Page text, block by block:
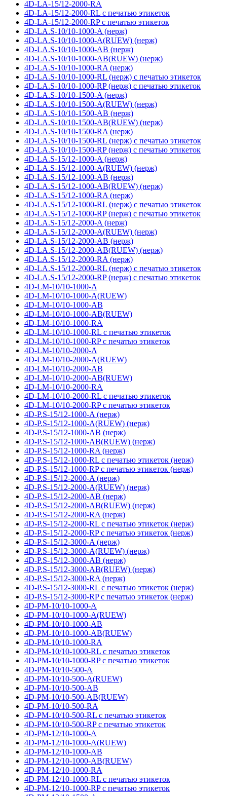
4D-LA-15/12-2000-RA
4D-LA-15/12-2000-RL с печатью этикеток
4D-LA-15/12-2000-RP с печатью этикеток
4D-LA.S-10/10-1000-A (нерж)
4D-LA.S-10/10-1000-A(RUEW) (нерж)
4D-LA.S-10/10-1000-AB (нерж)
4D-LA.S-10/10-1000-AB(RUEW) (нерж)
4D-LA.S-10/10-1000-RA (нерж)
4D-LA.S-10/10-1000-RL (нерж) с печатью этикеток
4D-LA.S-10/10-1000-RP (нерж) с печатью этикеток
4D-LA.S-10/10-1500-A (нерж)
4D-LA.S-10/10-1500-A(RUEW) (нерж)
4D-LA.S-10/10-1500-AB (нерж)
4D-LA.S-10/10-1500-AB(RUEW) (нерж)
4D-LA.S-10/10-1500-RA (нерж)
4D-LA.S-10/10-1500-RL (нерж) с печатью этикеток
4D-LA.S-10/10-1500-RP (нерж) с печатью этикеток
4D-LA.S-15/12-1000-A (нерж)
4D-LA.S-15/12-1000-A(RUEW) (нерж)
4D-LA.S-15/12-1000-AB (нерж)
4D-LA.S-15/12-1000-AB(RUEW) (нерж)
4D-LA.S-15/12-1000-RA (нерж)
4D-LA.S-15/12-1000-RL (нерж) с печатью этикеток
4D-LA.S-15/12-1000-RP (нерж) с печатью этикеток
4D-LA.S-15/12-2000-A (нерж)
4D-LA.S-15/12-2000-A(RUEW) (нерж)
4D-LA.S-15/12-2000-AB (нерж)
4D-LA.S-15/12-2000-AB(RUEW) (нерж)
4D-LA.S-15/12-2000-RA (нерж)
4D-LA.S-15/12-2000-RL (нерж) с печатью этикеток
4D-LA.S-15/12-2000-RP (нерж) с печатью этикеток
4D-LM-10/10-1000-A
4D-LM-10/10-1000-A(RUEW)
4D-LM-10/10-1000-AB
4D-LM-10/10-1000-AB(RUEW)
4D-LM-10/10-1000-RA
4D-LM-10/10-1000-RL с печатью этикеток
4D-LM-10/10-1000-RP с печатью этикеток
4D-LM-10/10-2000-A
4D-LM-10/10-2000-A(RUEW)
4D-LM-10/10-2000-AB
4D-LM-10/10-2000-AB(RUEW)
4D-LM-10/10-2000-RA
4D-LM-10/10-2000-RL с печатью этикеток
4D-LM-10/10-2000-RP с печатью этикеток
4D-P.S-15/12-1000-A (нерж)
4D-P.S-15/12-1000-A(RUEW) (нерж)
4D-P.S-15/12-1000-AB (нерж)
4D-P.S-15/12-1000-AB(RUEW) (нерж)
4D-P.S-15/12-1000-RA (нерж)
4D-P.S-15/12-1000-RL с печатью этикеток (нерж)
4D-P.S-15/12-1000-RP с печатью этикеток (нерж)
4D-P.S-15/12-2000-A (нерж)
4D-P.S-15/12-2000-A(RUEW) (нерж)
4D-P.S-15/12-2000-AB (нерж)
4D-P.S-15/12-2000-AB(RUEW) (нерж)
4D-P.S-15/12-2000-RA (нерж)
4D-P.S-15/12-2000-RL с печатью этикеток (нерж)
4D-P.S-15/12-2000-RP с печатью этикеток (нерж)
4D-P.S-15/12-3000-A (нерж)
4D-P.S-15/12-3000-A(RUEW) (нерж)
4D-P.S-15/12-3000-AB (нерж)
4D-P.S-15/12-3000-AB(RUEW) (нерж)
4D-P.S-15/12-3000-RA (нерж)
4D-P.S-15/12-3000-RL с печатью этикеток (нерж)
4D-P.S-15/12-3000-RP с печатью этикеток (нерж)
4D-PM-10/10-1000-A
4D-PM-10/10-1000-A(RUEW)
4D-PM-10/10-1000-AB
4D-PM-10/10-1000-AB(RUEW)
4D-PM-10/10-1000-RA
4D-PM-10/10-1000-RL с печатью этикеток
4D-PM-10/10-1000-RP с печатью этикеток
4D-PM-10/10-500-A
4D-PM-10/10-500-A(RUEW)
4D-PM-10/10-500-AB
4D-PM-10/10-500-AB(RUEW)
4D-PM-10/10-500-RA
4D-PM-10/10-500-RL с печатью этикеток
4D-PM-10/10-500-RP с печатью этикеток
4D-PM-12/10-1000-A
4D-PM-12/10-1000-A(RUEW)
4D-PM-12/10-1000-AB
4D-PM-12/10-1000-AB(RUEW)
4D-PM-12/10-1000-RA
4D-PM-12/10-1000-RL с печатью этикеток
4D-PM-12/10-1000-RP с печатью этикеток